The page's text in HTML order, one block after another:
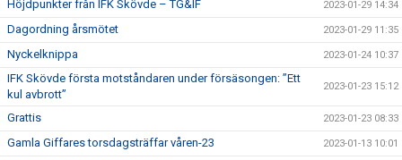
Höjdpunkter från IFK Skövde – TG&IF 2023-01-29 14:34
Dagordning årsmötet 2023-01-29 11:35
Nyckelknippa 2023-01-24 10:37
IFK Skövde första motståndaren under försäsongen: ”Ett
kul avbrott”
2023-01-23 15:12
Grattis 2023-01-23 08:33
Gamla Giffares torsdagsträffar våren-23 2023-01-13 10:01